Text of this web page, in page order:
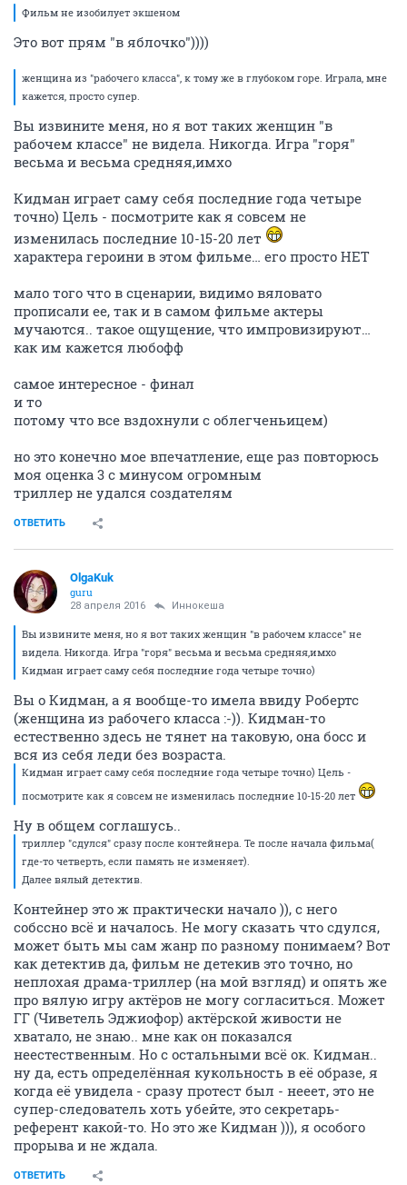
Фильм не изобилует экшеном
Это вот прям "в яблочко"))))
женщина из "рабочего класса", к тому же в глубоком горе. Играла, мне
кажется, просто супер.
Вы извините меня, но я вот таких женщин "в
рабочем классе" не видела. Никогда. Игра "горя"
весьма и весьма средняя,имхо
Кидман играет саму себя последние года четыре
точно) Цель - посмотрите как я совсем не
изменилась последние 10-15-20 лет
характера героини в этом фильме… его просто НЕТ
мало того что в сценарии, видимо вяловато
прописали ее, так и в самом фильме актеры
мучаются.. такое ощущение, что импровизируют…
как им кажется любофф
самое интересное - финал
и то
потому что все вздохнули с облегченьицем)
но это конечно мое впечатление, еще раз повторюсь
моя оценка 3 с минусом огромным
триллер не удался создателям
ОТВЕТИТЬ
OlgaKuk
guru
28 апреля 2016 Иннокеша
Вы извините меня, но я вот таких женщин "в рабочем классе" не
видела. Никогда. Игра "горя" весьма и весьма средняя,имхо
Кидман играет саму себя последние года четыре точно)
Вы о Кидман, а я вообще-то имела ввиду Робертс
(женщина из рабочего класса :-)). Кидман-то
естественно здесь не тянет на таковую, она босс и
вся из себя леди без возраста.
Кидман играет саму себя последние года четыре точно) Цель -
посмотрите как я совсем не изменилась последние 10-15-20 лет
Ну в общем соглашусь..
триллер "сдулся" сразу после контейнера. Те после начала фильма(
где-то четверть, если память не изменяет).
Далее вялый детектив.
Контейнер это ж практически начало )), с него
собссно всё и началось. Не могу сказать что сдулся,
может быть мы сам жанр по разному понимаем? Вот
как детектив да, фильм не детекив это точно, но
неплохая драма-триллер (на мой взгляд) и опять же
про вялую игру актёров не могу согласиться. Может
ГГ (Чиветель Эджиофор) актёрской живости не
хватало, не знаю.. мне как он показался
неестественным. Но с остальными всё ок. Кидман..
ну да, есть определённая кукольность в её образе, я
когда её увидела - сразу протест был - нееет, это не
супер-следователь хоть убейте, это секретарь-
референт какой-то. Но это же Кидман ))), я особого
прорыва и не ждала.
ОТВЕТИТЬ